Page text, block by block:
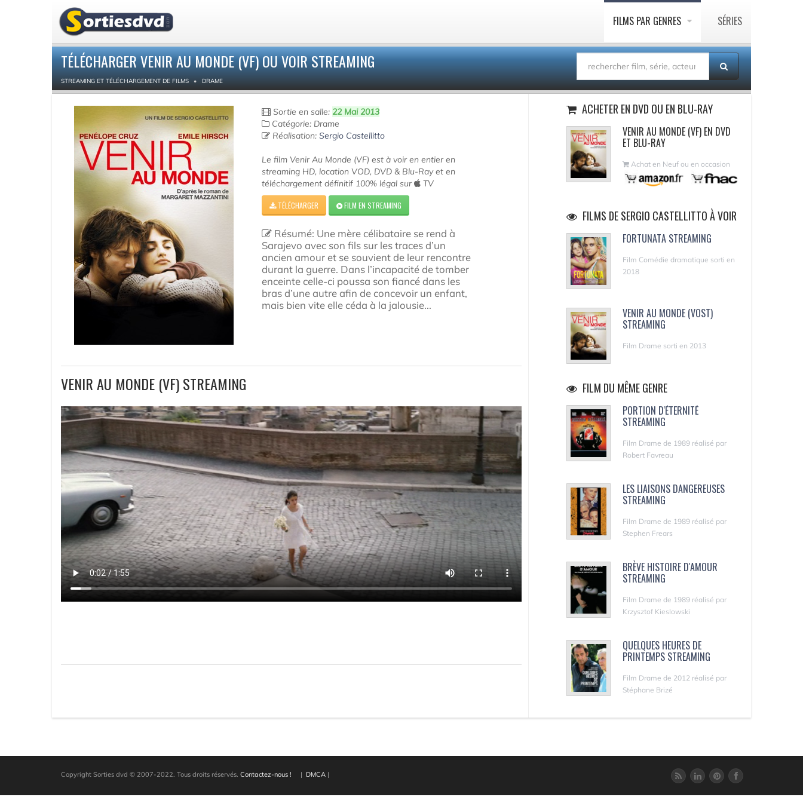
FILMS PAR GENRES SÉRIES
TÉLÉCHARGER VENIR AU MONDE (VF) OU VOIR STREAMING
STREAMING ET TÉLÉCHARGEMENT DE FILMS DRAME
Sortie en salle: 22 Mai 2013
Catégorie: Drame
Réalisation:Sergio Castellitto
Le film Venir Au Monde (VF) est à voir en entier en
streaming HD, location VOD, DVD & Blu-Ray et en
téléchargement définitif 100% légal sur
TV
TÉLÉCHARGER FILM EN STREAMING
Résumé: Une mère célibataire se rend à
Sarajevo avec son fils sur les traces d’un
ancien amour et se souvient de leur rencontre
durant la guerre. Dans l’incapacité de tomber
enceinte celle-ci poussa son fiancé dans les
bras d’une autre afin de concevoir un enfant,
mais bien vite elle céda à la jalousie...
VENIR AU MONDE (VF) STREAMING
ACHETER EN DVD OU EN BLU-RAY
VENIR AU MONDE (VF) EN DVD
ET BLU-RAY
Achat en Neuf ou en occasion
FILMS DE SERGIO CASTELLITTO À VOIR
FORTUNATA STREAMING
Film Comédie dramatique sorti en
2018
VENIR AU MONDE (VOST)
STREAMING
Film Drame sorti en 2013
FILM DU MÊME GENRE
PORTION D'ÉTERNITÉ
STREAMING
Film Drame de 1989 réalisé par
Robert Favreau
LES LIAISONS DANGEREUSES
STREAMING
Film Drame de 1989 réalisé par
Stephen Frears
BRÈVE HISTOIRE D'AMOUR
STREAMING
Film Drame de 1989 réalisé par
Krzysztof Kieslowski
QUELQUES HEURES DE
PRINTEMPS STREAMING
Film Drame de 2012 réalisé par
Stéphane Brizé
Copyright Sorties dvd © 2007-2022. Tous droits réservés. Contactez-nous ! | DMCA |